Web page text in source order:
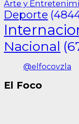
Arte y
Deporte
Nacional
@elfocovzla
El Foco